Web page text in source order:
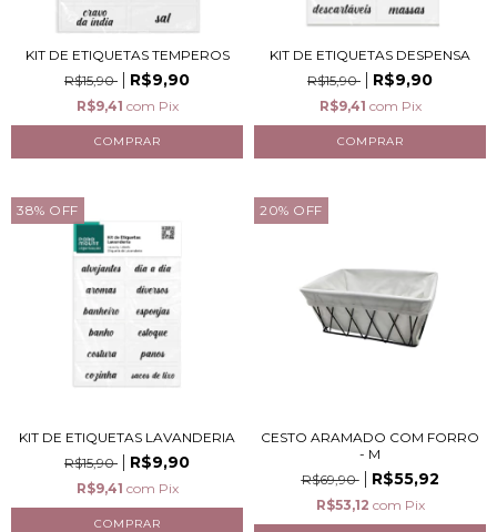
KIT DE ETIQUETAS TEMPEROS
R$15,90
R$9,90
R$9,41 com Pix
KIT DE ETIQUETAS DESPENSA
R$15,90
R$9,90
R$9,41 com Pix
38% OFF
KIT DE ETIQUETAS LAVANDERIA
R$15,90
R$9,90
R$9,41 com Pix
20% OFF
CESTO ARAMADO COM FORRO
- M
R$69,90
R$55,92
R$53,12 com Pix